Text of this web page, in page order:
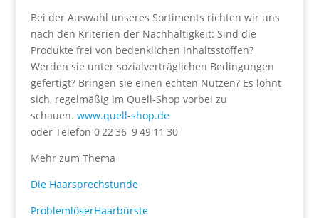
Bei der Auswahl unseres Sortiments richten wir uns
nach den Kriterien der Nachhaltigkeit: Sind die
Produkte frei von bedenklichen Inhaltsstoffen?
Werden sie unter sozialverträglichen Bedingungen
gefertigt? Bringen sie einen echten Nutzen? Es lohnt
sich, regelmäßig im Quell-Shop vorbei zu
schauen. www.quell-shop.de
oder Telefon 0 22 36 9 49 11 30
Mehr zum Thema
Die Haarsprechstunde
ProblemlöserHaarbürste